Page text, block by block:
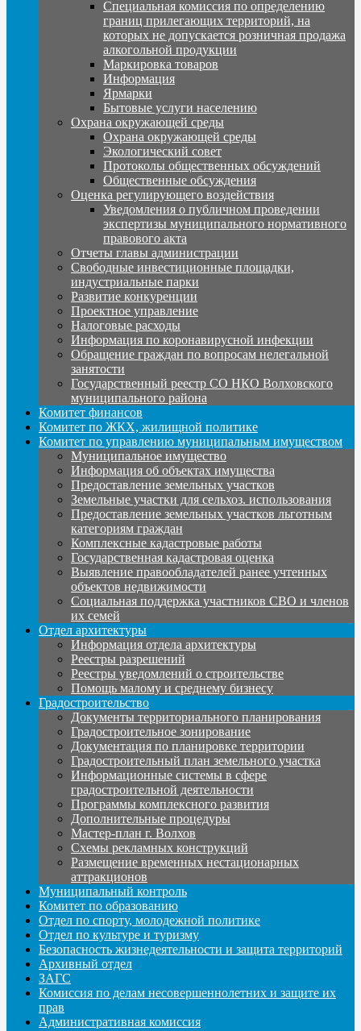
Специальная комиссия по определению
границ прилегающих территорий, на
которых не допускается розничная продажа
алкогольной продукции
Маркировка товаров
Информация
Ярмарки
Бытовые услуги населению
Охрана окружающей среды
Охрана окружающей среды
Экологический совет
Протоколы общественных обсуждений
Общественные обсуждения
Оценка регулирующего воздействия
Уведомления о публичном проведении
экспертизы муниципального нормативного
правового акта
Отчеты главы администрации
Свободные инвестиционные площадки,
индустриальные парки
Развитие конкуренции
Проектное управление
Налоговые расходы
Информация по коронавирусной инфекции
Обращение граждан по вопросам нелегальной
занятости
Государственный реестр СО НКО Волховского
муниципального района
Комитет финансов
Комитет по ЖКХ, жилищной политике
Комитет по управлению муниципальным имуществом
Муниципальное имущество
Информация об объектах имущества
Предоставление земельных участков
Земельные участки для сельхоз. использования
Предоставление земельных участков льготным
категориям граждан
Комплексные кадастровые работы
Государственная кадастровая оценка
Выявление правообладателей ранее учтенных
объектов недвижимости
Социальная поддержка участников СВО и членов
их семей
Отдел архитектуры
Информация отдела архитектуры
Реестры разрешений
Реестры уведомлений о строительстве
Помощь малому и среднему бизнесу
Градостроительство
Документы территориального планирования
Градостроительное зонирование
Документация по планировке территории
Градостроительный план земельного участка
Информационные системы в сфере
градостроительной деятельности
Программы комплексного развития
Дополнительные процедуры
Мастер-план г. Волхов
Схемы рекламных конструкций
Размещение временных нестационарных
аттракционов
Муниципальный контроль
Комитет по образованию
Отдел по спорту, молодежной политике
Отдел по культуре и туризму
Безопасность жизнедеятельности и защита территорий
Архивный отдел
ЗАГС
Комиссия по делам несовершеннолетних и защите их
прав
Административная комиссия